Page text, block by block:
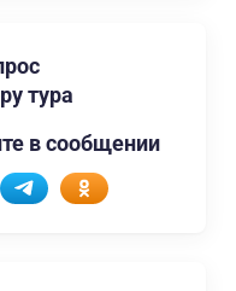
тура
в сообщении